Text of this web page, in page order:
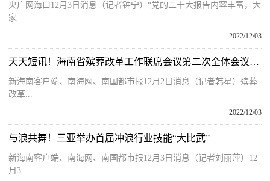
央广网海口12月3日消息（记者钟宁）“党的二十大报告内容丰富，大
家...
2022/12/03
天天短讯！海南省殡葬改革工作联席会议第二次全体会议在海口召开
新海南客户端、南海网、南国都市报12月2日消息（记者韩星）殡葬
改革...
2022/12/03
与浪共舞！三亚举办首届冲浪行业技能“大比武”
新海南客户端、南海网、南国都市报12月3日消息（记者刘丽萍）12
月3...